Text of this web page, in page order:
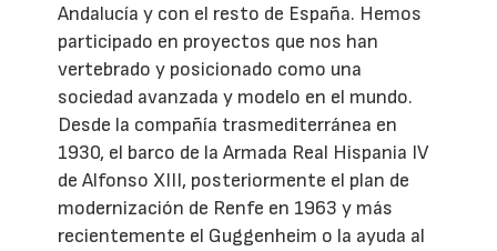
Andalucía y con el resto de España. Hemos
participado en proyectos que nos han
vertebrado y posicionado como una
sociedad avanzada y modelo en el mundo.
Desde la compañía trasmediterránea en
1930, el barco de la Armada Real Hispania IV
de Alfonso XIII, posteriormente el plan de
modernización de Renfe en 1963 y más
recientemente el Guggenheim o la ayuda al